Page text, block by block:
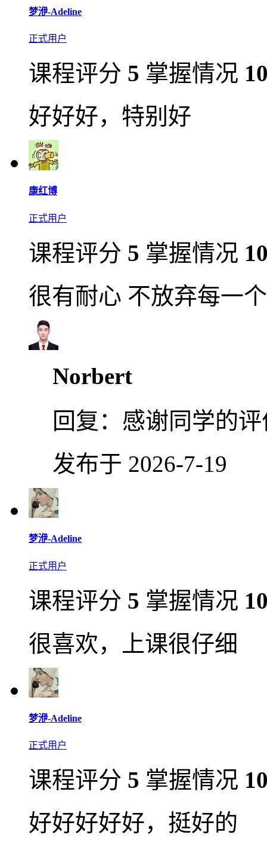
梦洢-Adeline
正式用户
课程评分 5 掌握情况
好好好，特别好
康红博
正式用户
课程评分 5 掌握情况
很有耐心 不放弃每一
Norbert
回复： 感谢同学的
发布于 2026-7-19
梦洢-Adeline
正式用户
课程评分 5 掌握情况
很喜欢，上课很仔细
梦洢-Adeline
正式用户
课程评分 5 掌握情况
好好好好好，挺好的